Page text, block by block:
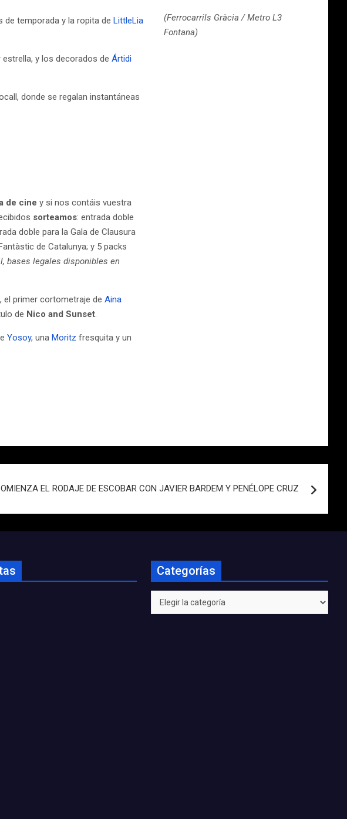
(Ferrocarrils Gràcia / Metro L3
Fontana)
de temporada y la ropita de LittleLia
y los decorados de Ártidi
donde se regalan instantáneas
de cine y si nos contáis vuestra
sorteamos: entrada doble
doble para la Gala de Clausura
de Catalunya; y 5 packs
bases legales disponibles en
el primer cortometraje de Aina
de Nico and Sunset.
Yosoy, una Moritz fresquita y un
EL RODAJE DE ESCOBAR CON JAVIER BARDEM Y PENÉLOPE CRUZ
Categorías
Categorías